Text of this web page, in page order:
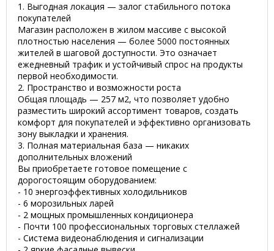
1. Выгодная локация — залог стабильного потока
покупателей
Магазин расположен в жилом массиве с высокой
плотностью населения — более 5000 постоянных
жителей в шаговой доступности. Это означает
ежедневный трафик и устойчивый спрос на продукты
первой необходимости.
2. Пространство и возможности роста
Общая площадь — 257 м2, что позволяет удобно
разместить широкий ассортимент товаров, создать
комфорт для покупателей и эффективно организовать
зону выкладки и хранения.
3. Полная материальная база — никаких
дополнительных вложений
Вы приобретаете готовое помещение с
дорогостоящим оборудованием:
- 10 энергоэффективных холодильников
- 6 морозильных ларей
- 2 мощных промышленных кондиционера
- Почти 100 профессиональных торговых стеллажей
- Система видеонаблюдения и сигнализации